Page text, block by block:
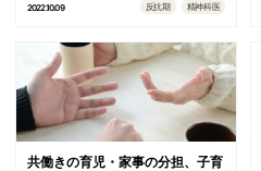
2022.10.09 反抗期 精神科医
共働きの育児・家事の分担、子育